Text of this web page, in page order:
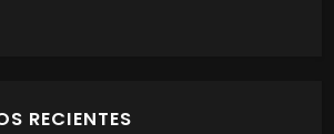
RECIENTES